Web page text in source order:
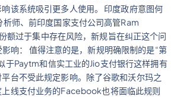
该系统吸引更多人使用。 印度政府意图何
析师、前印度国家支付公司高管Ram
额过于集中存在风险，新规旨在纠正这个问
响： 值得注意的是，新规明确限制的是“第
于Paytm和信实工业的Jio支付银行这样拥有
台不受此规定影响。除了谷歌和沃尔玛之
线支付业务的Facebook也将面临此规则